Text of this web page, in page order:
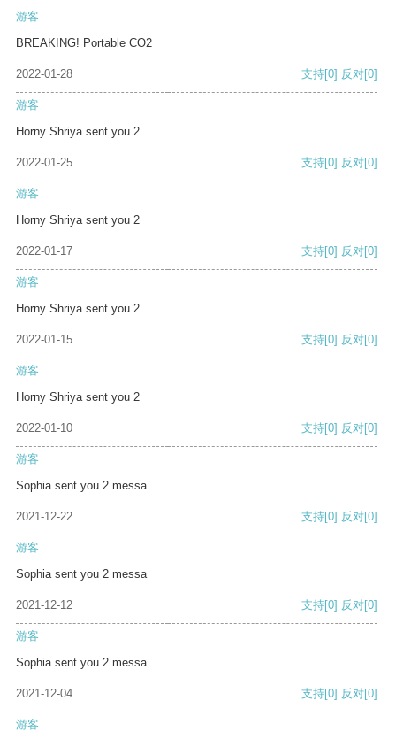
游客
BREAKING! Portable CO2
2022-01-28 支持[0] 反对[0]
游客
Horny Shriya sent you 2
2022-01-25 支持[0] 反对[0]
游客
Horny Shriya sent you 2
2022-01-17 支持[0] 反对[0]
游客
Horny Shriya sent you 2
2022-01-15 支持[0] 反对[0]
游客
Horny Shriya sent you 2
2022-01-10 支持[0] 反对[0]
游客
Sophia sent you 2 messa
2021-12-22 支持[0] 反对[0]
游客
Sophia sent you 2 messa
2021-12-12 支持[0] 反对[0]
游客
Sophia sent you 2 messa
2021-12-04 支持[0] 反对[0]
游客